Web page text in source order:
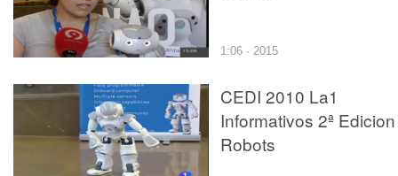
1:06 · 2015
CEDI 2010 La1
Informativos 2ª Edicion
Robots